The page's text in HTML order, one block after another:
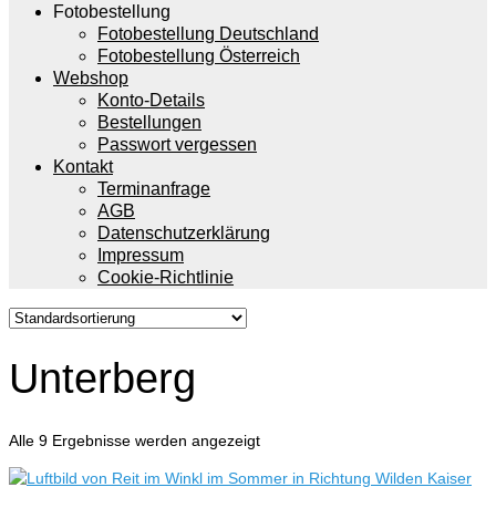
Fotobestellung
Fotobestellung Deutschland
Fotobestellung Österreich
Webshop
Konto-Details
Bestellungen
Passwort vergessen
Kontakt
Terminanfrage
AGB
Datenschutzerklärung
Impressum
Cookie-Richtlinie
Unterberg
Alle 9 Ergebnisse werden angezeigt